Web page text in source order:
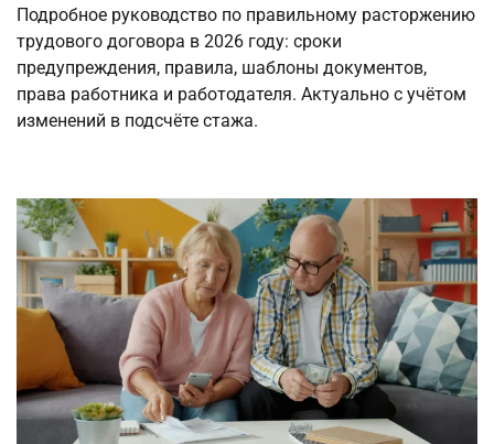
Подробное руководство по правильному расторжению
трудового договора в 2026 году: сроки
предупреждения, правила, шаблоны документов,
права работника и работодателя. Актуально с учётом
изменений в подсчёте стажа.